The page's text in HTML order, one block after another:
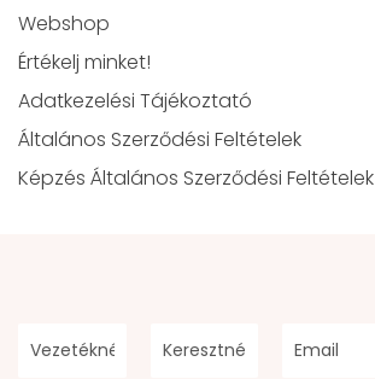
Webshop
Értékelj minket!
Adatkezelési Tájékoztató
Általános Szerződési Feltételek
Képzés Általános Szerződési Feltételek